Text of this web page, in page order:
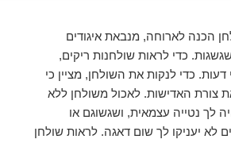
הכנה לארוחה, מנבאת איגודים
כדי לראות שולחנות ריקים,
דעות. כדי לנקות את השולחן, מציין כי
צורת האדישות. לאכול משולחן ללא
לך נטייה עצמאית, ושגשוגם או
לא יעניקו לך שום דאגה. לראות שולחן